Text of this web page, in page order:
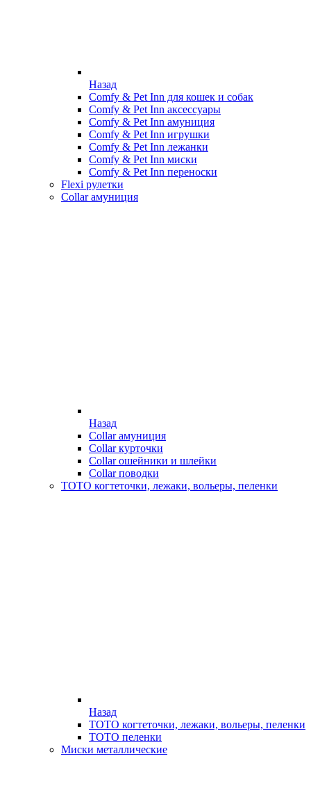
Назад
Comfy & Pet Inn для кошек и собак
Comfy & Pet Inn аксессуары
Comfy & Pet Inn амуниция
Comfy & Pet Inn игрушки
Comfy & Pet Inn лежанки
Comfy & Pet Inn миски
Comfy & Pet Inn переноски
Flexi рулетки
Collar амуниция
Назад
Collar амуниция
Collar курточки
Collar ошейники и шлейки
Collar поводки
ТОТО когтеточки, лежаки, вольеры, пеленки
Назад
ТОТО когтеточки, лежаки, вольеры, пеленки
ТОТО пеленки
Миски металлические